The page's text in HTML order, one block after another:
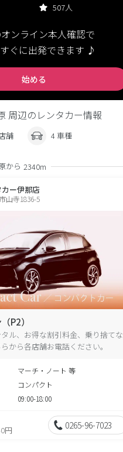
507人
ンライン本人確認で
ぐに出発できます ♪
始める
周辺のレンタカー情報
舗 4 車種
から 2340m
ー伊那店
山寺1836-5
P2）
ル、お得な割引料金、乗り捨てな
から各店舗お電話ください。
マーチ・ノート 等
コンパクト
09:00-18:00
円 0265-96-7023